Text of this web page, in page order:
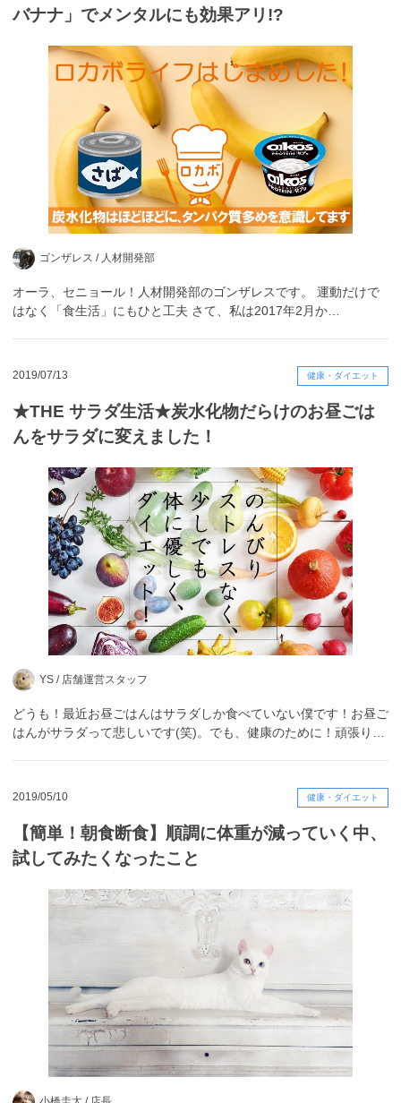
バナナ」でメンタルにも効果アリ!?
ゴンザレス / 人材開発部
オーラ、セニョール！人材開発部のゴンザレスです。 運動だけで
はなく「食生活」にもひと工夫 さて、私は2017年2月か…
2019/07/13 健康・ダイエット
★THE サラダ生活★炭水化物だらけのお昼ごは
んをサラダに変えました！
YS / 店舗運営スタッフ
どうも！最近お昼ごはんはサラダしか食べていない僕です！お昼ご
はんがサラダって悲しいです(笑)。でも、健康のために！頑張り…
2019/05/10 健康・ダイエット
【簡単！朝食断食】順調に体重が減っていく中、
試してみたくなったこと